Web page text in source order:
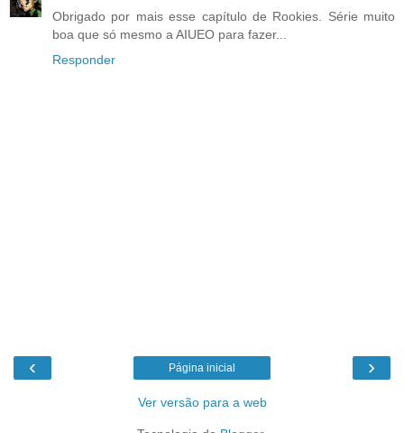
Obrigado por mais esse capítulo de Rookies. Série muito
boa que só mesmo a AIUEO para fazer...
Responder
‹ ›
Página inicial
Ver versão para a web